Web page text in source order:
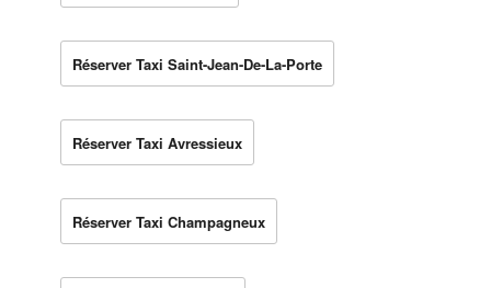
Réserver Taxi Saint-Jean-De-La-Porte
Réserver Taxi Avressieux
Réserver Taxi Champagneux